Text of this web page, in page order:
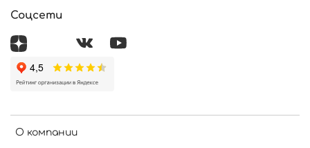
О компании
Соцсети